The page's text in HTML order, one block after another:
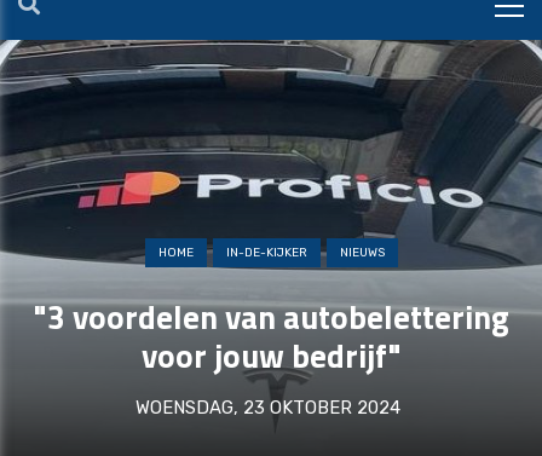
HOME IN-DE-KIJKER NIEUWS
"3 voordelen van autobelettering
voor jouw bedrijf"
WOENSDAG, 23 OKTOBER 2024